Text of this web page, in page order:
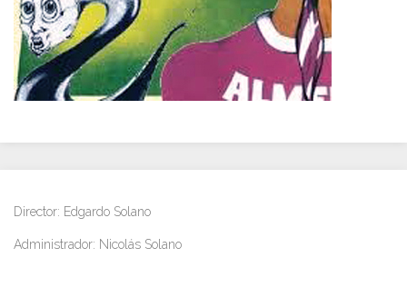
Director: Edgardo Solano
Administrador: Nicolás Solano